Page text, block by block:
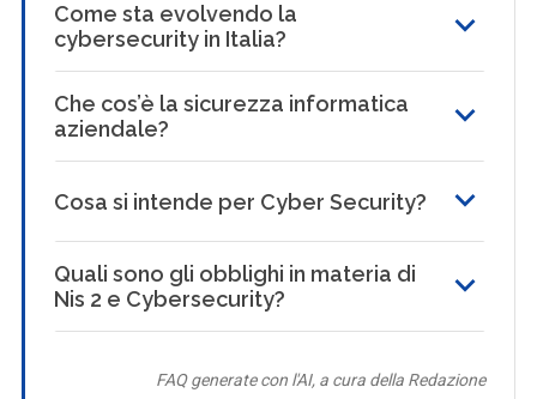
Come sta evolvendo la
cybersecurity in Italia?
Che cos’è la sicurezza informatica
aziendale?
Cosa si intende per Cyber Security?
Quali sono gli obblighi in materia di
Nis 2 e Cybersecurity?
FAQ generate con l'AI, a cura della Redazione